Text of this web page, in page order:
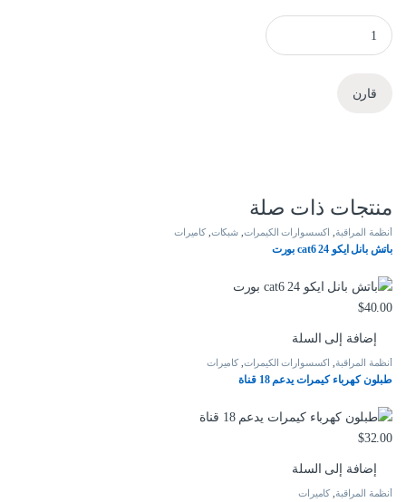
BNC سكروب quantity
قارن
منتجات ذات صلة
أنظمة المراقبة اكسسوارات الكيمرات شبكات ,كاميرات
باتش بانل ايكو cat6 24 بورت
$40.00
إضافة إلى السلة
أنظمة المراقبة اكسسوارات الكيمرات كاميرات
طبلون كهرباء كيمرات يدعم 18 قناة
$32.00
إضافة إلى السلة
أنظمة المراقبة كاميرات